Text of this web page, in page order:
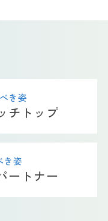
き姿
チトップ
き姿
ートナー